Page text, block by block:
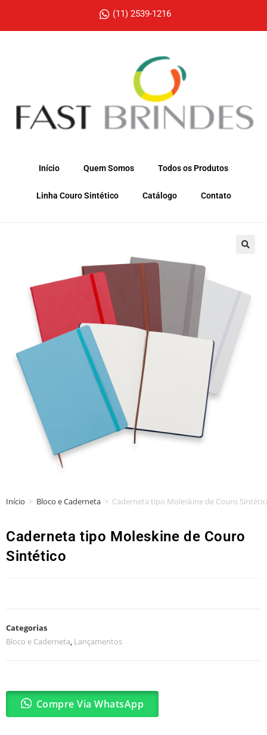
(11) 2539-1216
Início Quem Somos Todos os Produtos
Linha Couro Sintético Catálogo Contato
Início > Bloco e Caderneta > Caderneta tipo Moleskine de Couro
Caderneta tipo Moleskine de Couro
Sintético
Categorias
Bloco e Caderneta, Lançamentos
Compre Via WhatsApp